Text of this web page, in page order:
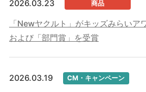
2026.03.23 商品
「Newヤクルト」がキッズみらいア
および「部門賞」を受賞
2026.03.19 CM・キャンペーン